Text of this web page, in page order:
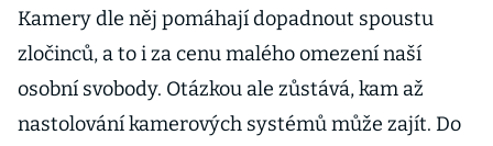
Kamery dle něj pomáhají dopadnout spoustu
zločinců, a to i za cenu malého omezení naší
osobní svobody. Otázkou ale zůstává, kam až
nastolování kamerových systémů může zajít. Do